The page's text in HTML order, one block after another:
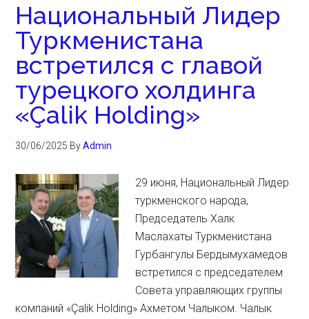
Национальный Лидер
Туркменистана
встретился с главой
турецкого холдинга
«Çalik Holding»
30/06/2025 ByAdmin
29 июня, Национальный Лидер
туркменского народа,
Председатель Халк
Маслахаты Туркменистана
Гурбангулы Бердымухамедов
встретился с председателем
Совета управляющих группы
компаний «Çalik Holding» Ахметом Чалыком. Чалык